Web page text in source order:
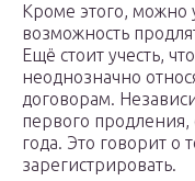
Кроме этого, можно
возможность
Ещё стоит учесть,
неоднозначно
договорам.
первого
года. Это говорит о
зарегистрировать.